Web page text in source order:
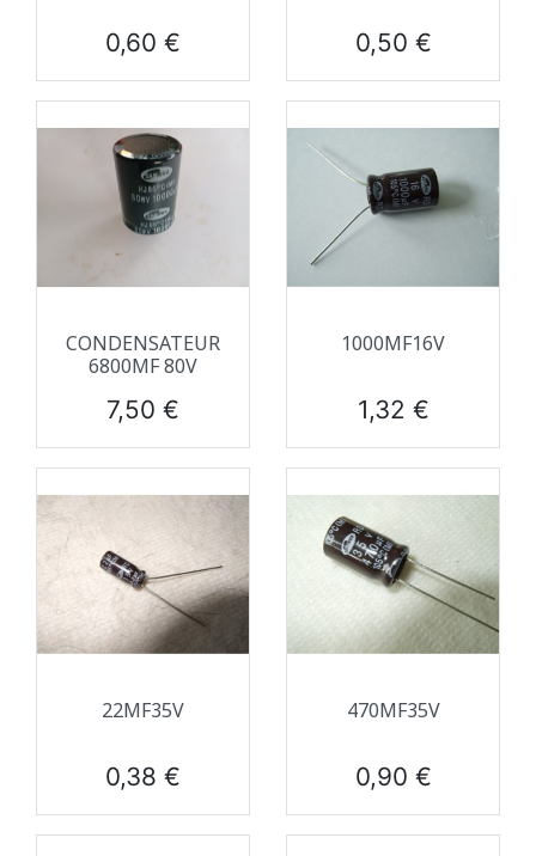
Prix
0,60 € Prix
0,50 €
CONDENSATEUR
6800ΜF 80V
Prix
7,50 €
1000ΜF16V
Prix
1,32 €
22ΜF35V
Prix
0,38 €
470ΜF35V
Prix
0,90 €